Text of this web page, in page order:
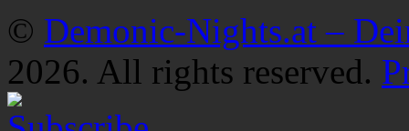
© Demonic-Nights.at –
2026. All rights reserved.